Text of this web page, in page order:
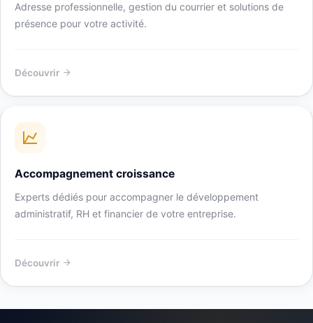
Adresse professionnelle, gestion du courrier et solutions de
présence pour votre activité.
Découvrir
Accompagnement croissance
Experts dédiés pour accompagner le développement
administratif, RH et financier de votre entreprise.
Découvrir